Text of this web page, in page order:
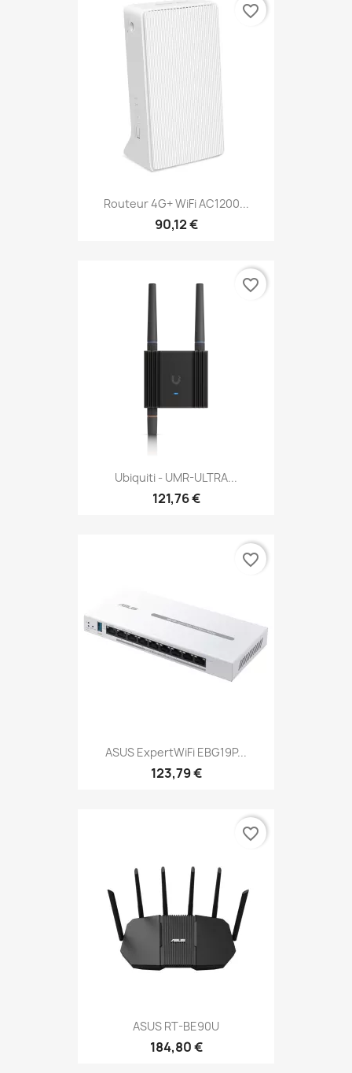
Routeur 4G+ WiFi AC1200...
90,12 €
favorite_border
Ubiquiti - UMR-ULTRA...
121,76 €
favorite_border
ASUS ExpertWiFi EBG19P...
123,79 €
favorite_border
ASUS RT-BE90U
184,80 €
favorite_border